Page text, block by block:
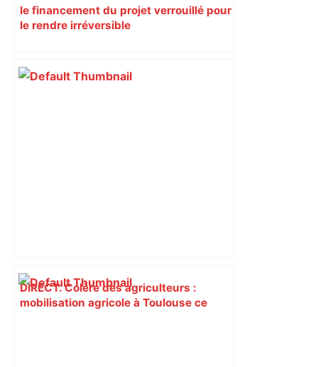
le financement du projet verrouillé pour
le rendre irréversible
DIRECT. Colère des agriculteurs :
mobilisation agricole à Toulouse ce